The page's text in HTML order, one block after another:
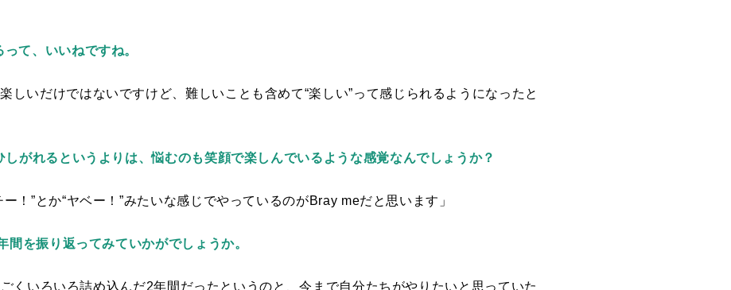
て、いいねですね。
しいだけではないですけど、難しいことも含めて“楽しい”って感じられるようになったと
がれるというよりは、悩むのも笑顔で楽しんでいるような感覚なんでしょうか？
！”とか“ヤベー！”みたいな感じでやっているのがBray meだと思います」
を振り返ってみていかがでしょうか。
くいろいろ詰め込んだ2年間だったというのと、今まで自分たちがやりたいと思っていた